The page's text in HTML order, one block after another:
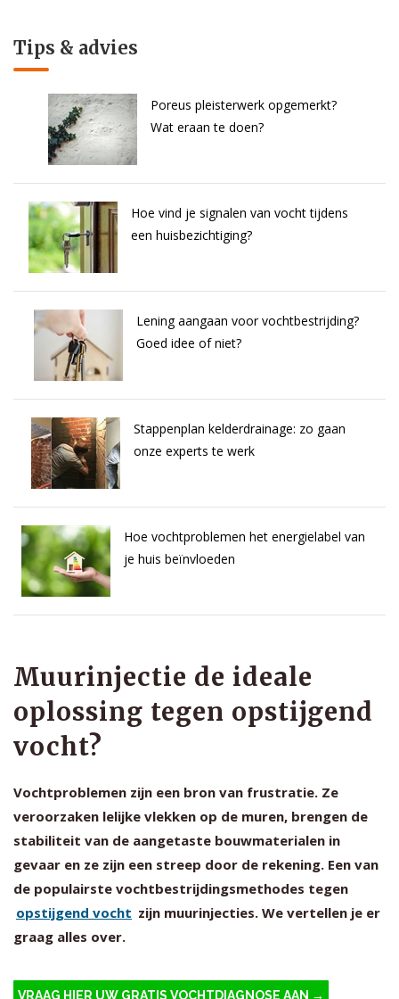
Tips & advies
Poreus pleisterwerk opgemerkt?
Wat eraan te doen?
Hoe vind je signalen van vocht tijdens
een huisbezichtiging?
Lening aangaan voor vochtbestrijding?
Goed idee of niet?
Stappenplan kelderdrainage: zo gaan
onze experts te werk
Hoe vochtproblemen het energielabel van
je huis beïnvloeden
Muurinjectie de ideale
oplossing tegen opstijgend
vocht?
Vochtproblemen zijn een bron van frustratie. Ze
veroorzaken lelijke vlekken op de muren, brengen de
stabiliteit van de aangetaste bouwmaterialen in
gevaar en ze zijn een streep door de rekening. Een van
de populairste vochtbestrijdingsmethodes tegen
opstijgend vocht zijn muurinjecties. We vertellen je er
graag alles over.
VRAAG HIER UW GRATIS VOCHTDIAGNOSE AAN →